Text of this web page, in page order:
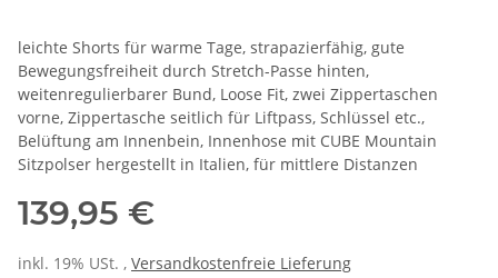
leichte Shorts für warme Tage, strapazierfähig, gute
Bewegungsfreiheit durch Stretch-Passe hinten,
weitenregulierbarer Bund, Loose Fit, zwei Zippertaschen
vorne, Zippertasche seitlich für Liftpass, Schlüssel etc.,
Belüftung am Innenbein, Innenhose mit CUBE Mountain
Sitzpolser hergestellt in Italien, für mittlere Distanzen
139,95 €
inkl. 19% USt. , Versandkostenfreie Lieferung